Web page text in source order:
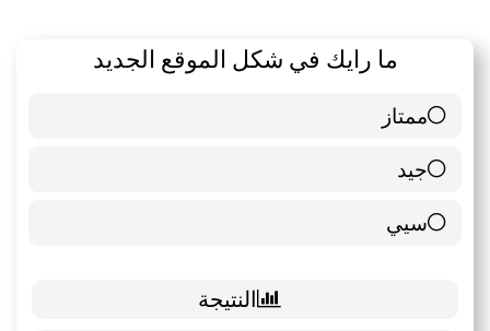
ما رايك في شكل الموقع الجديد
ممتاز
6 ( 85.71 % )
جيد
0 ( 0 % )
سيي
1 ( 14.29 % )